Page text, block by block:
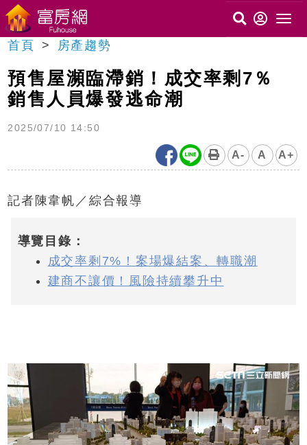
首頁 房產趨勢
預售屋瀕臨滯銷！成交率剩7％
銷售人員爆發逃命潮
2025/07/10 14:50
A- A A+
記者陳韋帆／綜合報導
導覽目錄：
成交率剩7%！案場爆結案、轉職潮
建商不讓價！風險持續攀升中